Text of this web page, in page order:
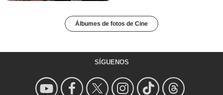
Álbumes de fotos de Cine
SÍGUENOS